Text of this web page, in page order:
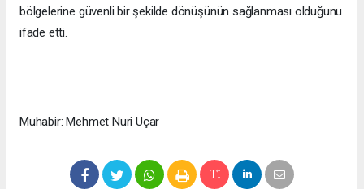
bölgelerine güvenli bir şekilde dönüşünün sağlanması olduğunu
ifade etti.
Muhabir: Mehmet Nuri Uçar